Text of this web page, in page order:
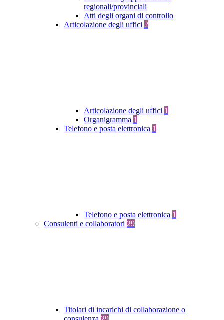
regionali/provinciali
Atti degli organi di controllo
Articolazione degli uffici 2
Articolazione degli uffici 1
Organigramma 1
Telefono e posta elettronica 1
Telefono e posta elettronica 1
Consulenti e collaboratori 29
Titolari di incarichi di collaborazione o